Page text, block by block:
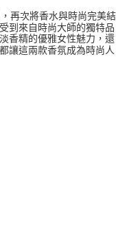
再次將香水與時尚完美結
到來自時尚大師的獨特品
香精的優雅女性魅力，還
讓這兩款香氛成為時尚人